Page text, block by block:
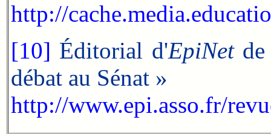
http://
[10] Éditorial d'EpiNetde
débat au Sénat »
http://www.epi.asso.fr/